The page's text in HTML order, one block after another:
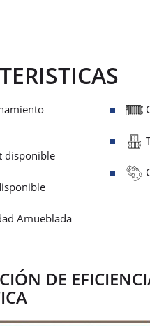
disponible
Amueblada
DE